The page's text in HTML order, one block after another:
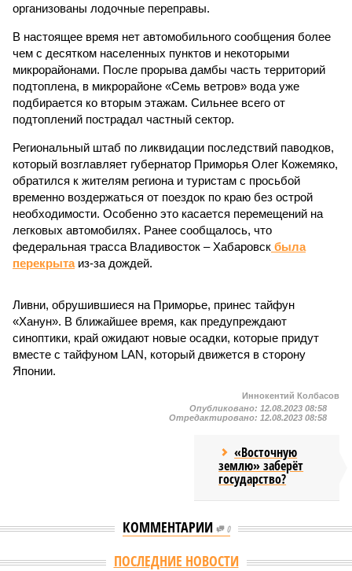
организованы лодочные переправы.
В настоящее время нет автомобильного сообщения более
чем с десятком населенных пунктов и некоторыми
микрорайонами. После прорыва дамбы часть территорий
подтоплена, в микрорайоне «Семь ветров» вода уже
подбирается ко вторым этажам. Сильнее всего от
подтоплений пострадал частный сектор.
Региональный штаб по ликвидации последствий паводков,
который возглавляет губернатор Приморья Олег Кожемяко,
обратился к жителям региона и туристам с просьбой
временно воздержаться от поездок по краю без острой
необходимости. Особенно это касается перемещений на
легковых автомобилях. Ранее сообщалось, что
федеральная трасса Владивосток – Хабаровск была
перекрытаиз-за дождей.
Ливни, обрушившиеся на Приморье, принес тайфун
«Ханун». В ближайшее время, как предупреждают
синоптики, край ожидают новые осадки, которые придут
вместе с тайфуном LAN, который движется в сторону
Японии.
Иннокентий Колбасов
Опубликовано: 12.08.2023 08:58
Отредактировано: 12.08.2023 08:58
«Восточную
землю» заберёт
государство?
КОММЕНТАРИИ 0
ПОСЛЕДНИЕ НОВОСТИ